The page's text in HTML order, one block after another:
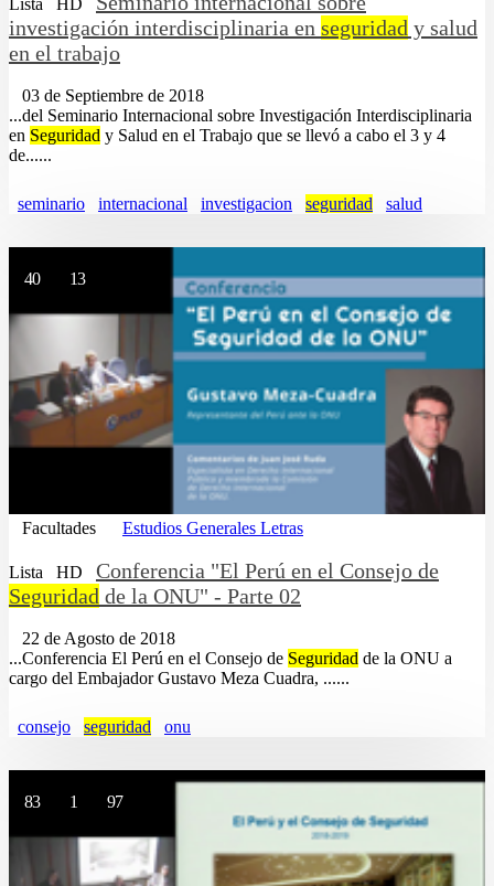
investigación interdisciplinaria en seguridad y salud
en el trabajo
03 de Septiembre de 2018
...del Seminario Internacional sobre Investigación Interdisciplinaria
en Seguridad y Salud en el Trabajo que se llevó a cabo el 3 y 4
de......
seminario internacional investigacion seguridad salud
40 13
Facultades Estudios Generales Letras
Lista HD
Conferencia "El Perú en el Consejo de
Seguridad de la ONU" - Parte 02
22 de Agosto de 2018
...Conferencia El Perú en el Consejo de Seguridad de la ONU a
cargo del Embajador Gustavo Meza Cuadra, ......
consejo seguridad onu
83 1 97